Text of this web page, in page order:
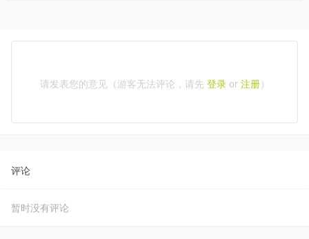
请发表您的意见（游客无法评论，请先 登录or 注册）
评论
暂时没有评论